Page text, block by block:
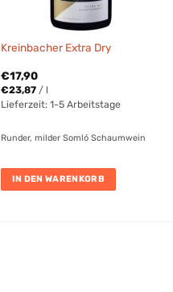
Kreinbacher Extra Dry
€17,90
€23,87/ l
Lieferzeit: 1-5 Arbeitstage
Runder, milder Somló Schaumwein
IN DEN WARENKORB